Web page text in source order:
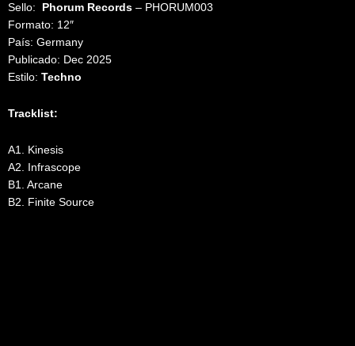
Sello: Phorum Records ‎– PHORUM003
Formato: 12″
País: Germany
Publicado: Dec 2025
Estilo: Techno
Tracklist:
A1. Kinesis
A2. Infrascope
B1. Arcane
B2. Finite Source